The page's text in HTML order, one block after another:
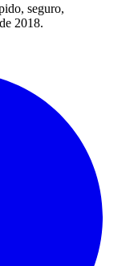
seguro,
2018.